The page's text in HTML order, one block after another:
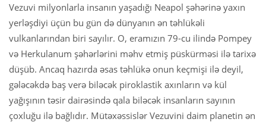
Vezuvi milyonlarla insanın yaşadığı Neapol şəhərinə yaxın
yerləşdiyi üçün bu gün də dünyanın ən təhlükəli
vulkanlarından biri sayılır. O, eramızın 79-cu ilində Pompey
və Herkulanum şəhərlərini məhv etmiş püskürməsi ilə tarixə
düşüb. Ancaq hazırda əsas təhlükə onun keçmişi ilə deyil,
gələcəkdə baş verə biləcək piroklastik axınların və kül
yağışının təsir dairəsində qala biləcək insanların sayının
çoxluğu ilə bağlıdır. Mütəxəssislər Vezuvini daim planetin ən